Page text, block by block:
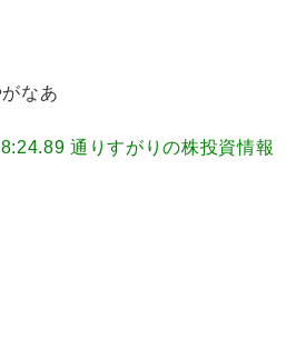
なあ
通りすがりの株投資情報